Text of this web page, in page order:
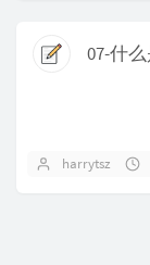
harrytsz